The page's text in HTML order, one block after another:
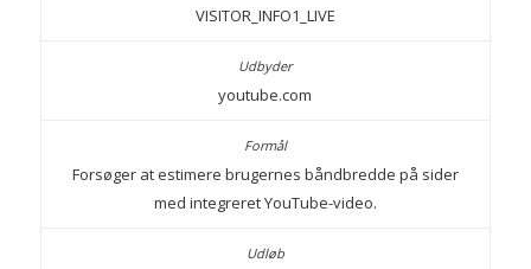
VISITOR_INFO1_LIVE
youtube.com
Forsøger at estimere brugernes båndbredde på sider
med integreret YouTube-video.